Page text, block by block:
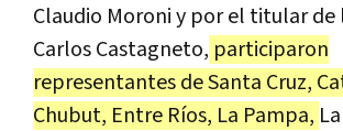
Claudio Moroni y por el titular de
Carlos Castagneto, participaron
representantes de Santa Cruz,
Chubut, Entre Ríos, La Pampa,